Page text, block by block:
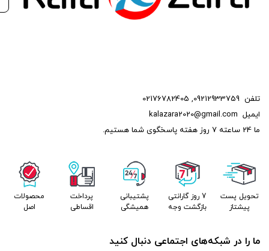
تلفن 09212933759
,
02176782405
ایمیل kalazara2020@gmail.com
ما 24 ساعته 7 روز هفته پاسخگوی شما هستیم.
تحویل پست
پیشتاز
7 روز گارانتی
بازگشت وجه
پشتیبانی
همیشگی
پرداخت
اقساطی
محصولات
اصل
ما را در شبکه‌های اجتماعی دنبال کنید